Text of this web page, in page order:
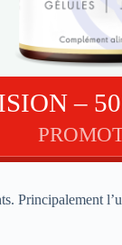
–
Principalement